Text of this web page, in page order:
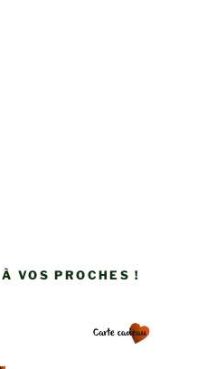
VOS PROCHES !